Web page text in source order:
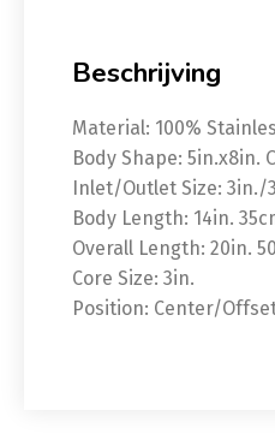
Beschrijving
Material: 100%
Body Shape: 5in.x8in.
Inlet/Outlet Size: 3in./
Body Length: 14in.
Overall Length: 20in.
Core Size: 3in.
Position: Center/